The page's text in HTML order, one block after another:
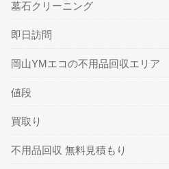
墓石クリーニング
即日訪問
岡山YMエコの不用品回収エリア
値段
買取り
不用品回収 無料見積もり